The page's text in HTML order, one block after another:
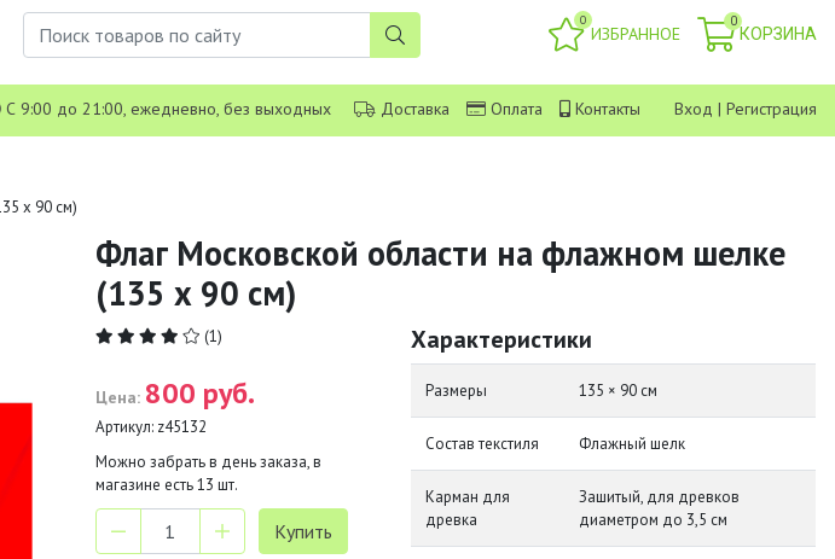
0
ИЗБРАННОЕ
0
КОРЗИНА
С 9:00 до 21:00, ежедневно, без выходных Доставка Оплата Контакты Вход | Регистрация
х 90 см)
Флаг Московской области на флажном шелке
(135 х 90 см)
(1)
Цена: 800 руб.
Артикул: z45132
Можно забрать в день заказа, в
магазине есть13 шт.
Характеристики
Размеры 135 × 90 см
Состав текстиля Флажный шелк
Карман для
древка
Зашитый, для древков
диаметром до 3,5 см